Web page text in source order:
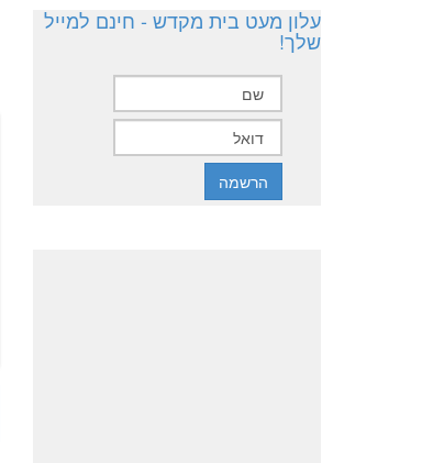
עלון מעט בית מקדש - חינם למייל
שלך!